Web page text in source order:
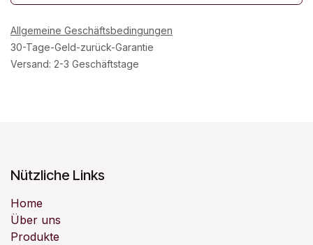
Allgemeine Geschäftsbedingungen
30-Tage-Geld-zurück-Garantie
Versand: 2-3 Geschäftstage
Nützliche Links
Home
Über uns
Produkte